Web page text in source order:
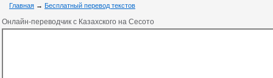
Главная → Бесплатный перевод текстов
Онлайн-переводчик с Казахского на Сесото